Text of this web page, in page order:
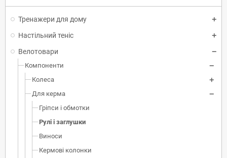
Тренажери для дому
Настільний теніс
Велотовари
Компоненти
Колеса
Для керма
Гріпси і обмотки
Рулі і заглушки
Виноси
Кермові колонки